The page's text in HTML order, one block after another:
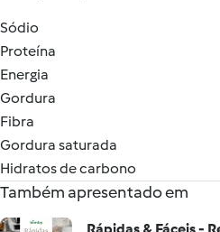
Sódio
Proteína
Energia
Gordura
Fibra
Gordura saturada
Hidratos de carbono
Também apresentado em